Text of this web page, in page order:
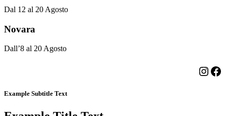
Dal 12 al 20 Agosto
Novara
Dall’8 al 20 Agosto
Example Subtitle Text